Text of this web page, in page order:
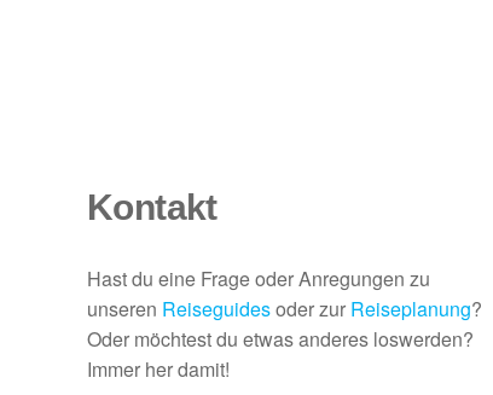
Kontakt
Hast du eine Frage oder Anregungen zu
unseren Reiseguidesoder zur Reiseplanung?
Oder möchtest du etwas anderes loswerden?
Immer her damit!